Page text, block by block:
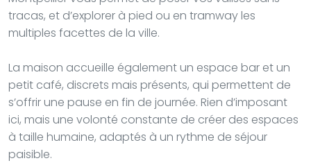
tracas, et d’explorer à pied ou en tramway les
multiples facettes de la ville.
La maison accueille également un espace bar et un
petit café, discrets mais présents, qui permettent de
s’offrir une pause en fin de journée. Rien d’imposant
ici, mais une volonté constante de créer des espaces
à taille humaine, adaptés à un rythme de séjour
paisible.